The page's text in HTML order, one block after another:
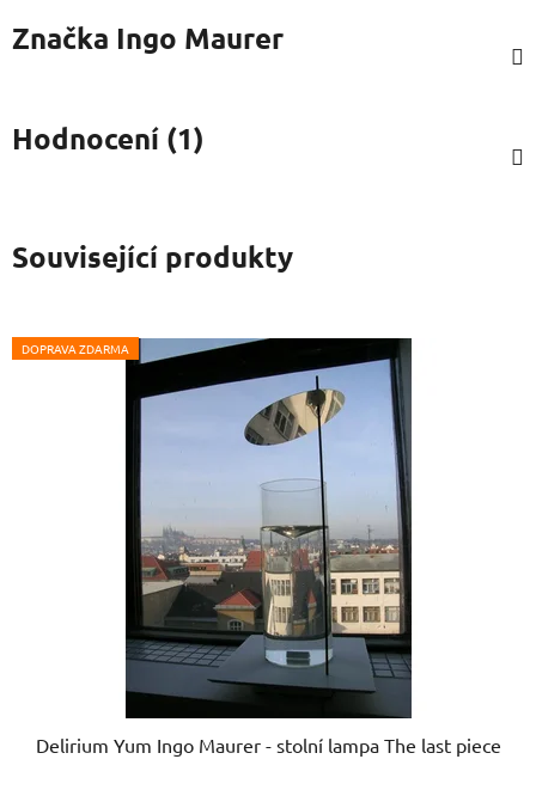
Značka Ingo Maurer
Hodnocení (1)
Související produkty
DOPRAVA ZDARMA
Delirium Yum Ingo Maurer - stolní lampa The last piece